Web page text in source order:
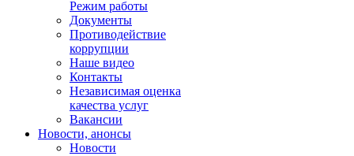
Режим работы
Документы
Противодействие
коррупции
Наше видео
Контакты
Независимая оценка
качества услуг
Вакансии
Новости, анонсы
Новости